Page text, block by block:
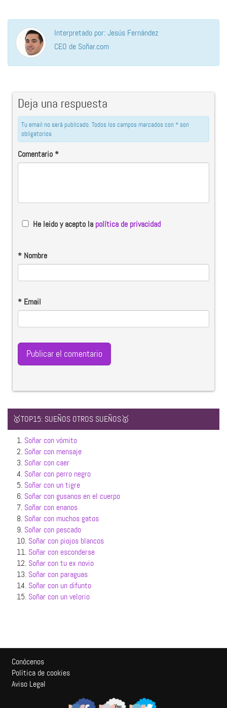
Interpretado por: Jesús Fernández
CEO de Soñar.com
Deja una respuesta
Tu email no será publicado. Todos los campos marcados con * son
obligatorios
Comentario*
He leido y acepto la política de privacidad
* Nombre
* Email
🥇TOP15: SUEÑOS OTROS SUEÑOS🥇
1. Soñar con vómito
2. Soñar con mensaje
3. Soñar con caer
4. Soñar con perro negro
5. Soñar con un tigre
6. Soñar con gusanos en el cuerpo
7. Soñar con enanos
8. Soñar con muchos gatos
9. Soñar con pescado
10. Soñar con piojos blancos
11. Soñar con esconderse
12. Soñar con tu ex novio
13. Soñar con paraguas
14. Soñar con un difunto
15. Soñar con un velorio
Conócenos
Política de cookies
Aviso Legal